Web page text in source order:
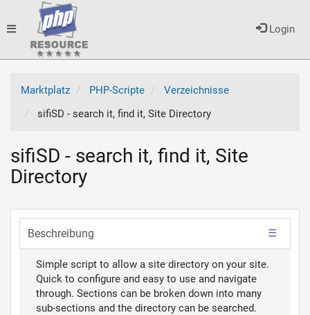
Login
Toggle
navigation
Marktplatz PHP-Scripte
Verzeichnisse
sifiSD - search it, find it, Site Directory
sifiSD - search it, find it, Site
Directory
Beschreibung
Simple script to allow a site directory on your site.
Quick to configure and easy to use and navigate
through. Sections can be broken down into many
sub-sections and the directory can be searched.